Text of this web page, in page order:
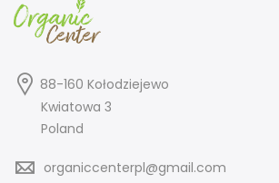
88-160 Kołodziejewo
Kwiatowa 3
Poland
organiccenterpl@gmail.com